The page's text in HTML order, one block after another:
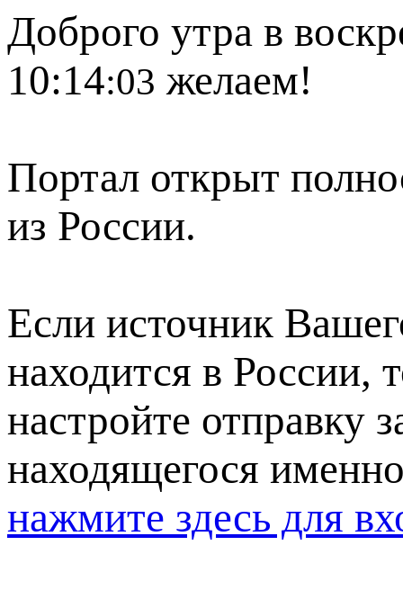
Доброго утра в
10:14:03 желаем!
Портал открыт
из России.
Если источник
находится в России,
настройте отправку
находящегося
нажмите здесь для